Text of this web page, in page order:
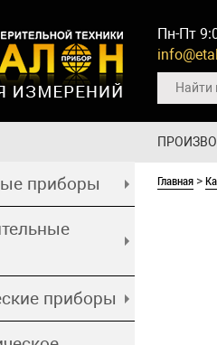
Пн-Пт
приборы
приборы
Главная >